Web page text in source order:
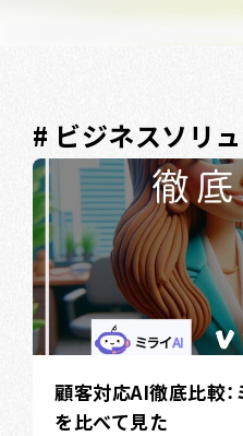
# ビジネスソリ
顧客対応AI徹底比較
を比べて見た